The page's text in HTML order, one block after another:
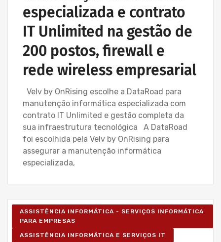
especializada e contrato
IT Unlimited na gestão de
200 postos, firewall e
rede wireless empresarial
Velv by OnRising escolhe a DataRoad para
manutenção informática especializada com
contrato IT Unlimited e gestão completa da
sua infraestrutura tecnológica A DataRoad
foi escolhida pela Velv by OnRising para
assegurar a manutenção informática
especializada,
ASSISTÊNCIA INFORMÁTICA - SERVIÇOS INFORMÁTICA
PARA EMPRESAS
ASSISTÊNCIA INFORMÁTICA E SERVIÇOS IT